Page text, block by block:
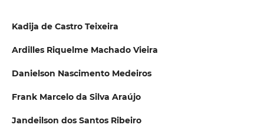
Kadija de Castro Teixeira
Ardilles Riquelme Machado Vieira
Danielson Nascimento Medeiros
Frank Marcelo da Silva Araújo
Jandeilson dos Santos Ribeiro